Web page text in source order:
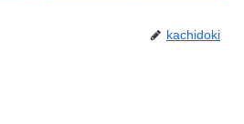
kachidoki